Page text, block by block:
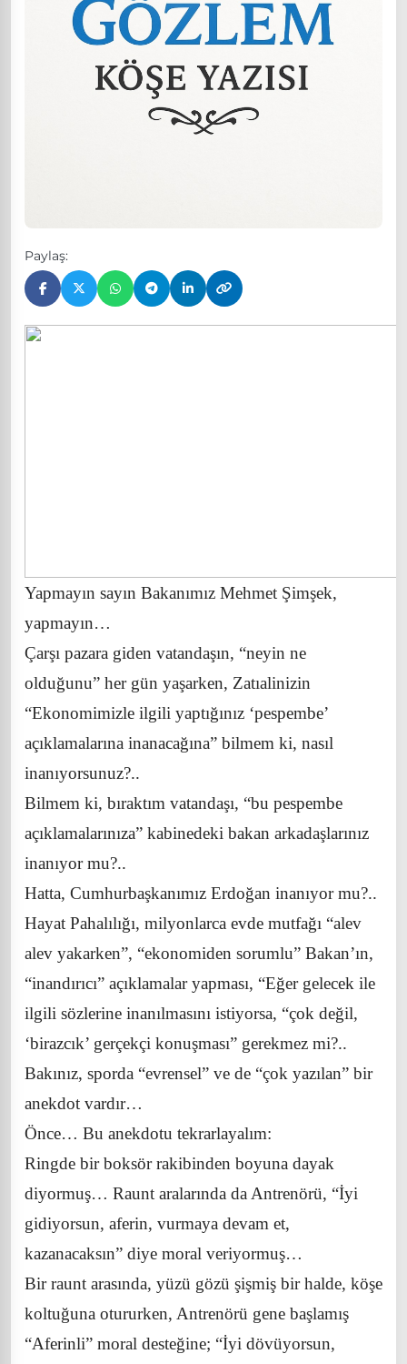
Paylaş:
Yapmayın sayın Bakanımız Mehmet Şimşek,
yapmayın…
Çarşı pazara giden vatandaşın, “neyin ne
olduğunu” her gün yaşarken, Zatıalinizin
“Ekonomimizle ilgili yaptığınız ‘pespembe’
açıklamalarına inanacağına” bilmem ki, nasıl
inanıyorsunuz?..
Bilmem ki, bıraktım vatandaşı, “bu pespembe
açıklamalarınıza” kabinedeki bakan arkadaşlarınız
inanıyor mu?..
Hatta, Cumhurbaşkanımız Erdoğan inanıyor mu?..
Hayat Pahalılığı, milyonlarca evde mutfağı “alev
alev yakarken”, “ekonomiden sorumlu” Bakan’ın,
“inandırıcı” açıklamalar yapması, “Eğer gelecek ile
ilgili sözlerine inanılmasını istiyorsa, “çok değil,
‘birazcık’ gerçekçi konuşması” gerekmez mi?..
Bakınız, sporda “evrensel” ve de “çok yazılan” bir
anekdot vardır…
Önce… Bu anekdotu tekrarlayalım:
Ringde bir boksör rakibinden boyuna dayak
diyormuş… Raunt aralarında da Antrenörü, “İyi
gidiyorsun, aferin, vurmaya devam et,
kazanacaksın” diye moral veriyormuş…
Bir raunt arasında, yüzü gözü şişmiş bir halde, köşe
koltuğuna otururken, Antrenörü gene başlamış
“Aferinli” moral desteğine; “İyi dövüyorsun,